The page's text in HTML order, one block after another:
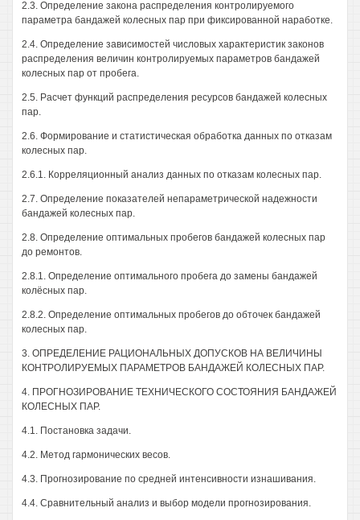
2.3. Определение закона распределения контролируемого
параметра бандажей колесных пар при фиксированной наработке.
2.4. Определение зависимостей числовых характеристик законов
распределения величин контролируемых параметров бандажей
колесных пар от пробега.
2.5. Расчет функций распределения ресурсов бандажей колесных
пар.
2.6. Формирование и статистическая обработка данных по отказам
колесных пар.
2.6.1. Корреляционный анализ данных по отказам колесных пар.
2.7. Определение показателей непараметрической надежности
бандажей колесных пар.
2.8. Определение оптимальных пробегов бандажей колесных пар
до ремонтов.
2.8.1. Определение оптимального пробега до замены бандажей
колёсных пар.
2.8.2. Определение оптимальных пробегов до обточек бандажей
колесных пар.
3. ОПРЕДЕЛЕНИЕ РАЦИОНАЛЬНЫХ ДОПУСКОВ НА ВЕЛИЧИНЫ
КОНТРОЛИРУЕМЫХ ПАРАМЕТРОВ БАНДАЖЕЙ КОЛЕСНЫХ ПАР.
4. ПРОГНОЗИРОВАНИЕ ТЕХНИЧЕСКОГО СОСТОЯНИЯ БАНДАЖЕЙ
КОЛЕСНЫХ ПАР.
4.1. Постановка задачи.
4.2. Метод гармонических весов.
4.3. Прогнозирование по средней интенсивности изнашивания.
4.4. Сравнительный анализ и выбор модели прогнозирования.